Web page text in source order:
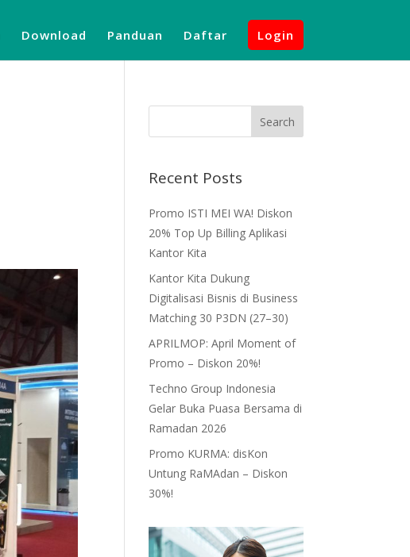
Download Panduan Daftar Login
Recent Posts
Promo ISTI MEI WA! Diskon
20% Top Up Billing Aplikasi
Kantor Kita
Kantor Kita Dukung
Digitalisasi Bisnis di Business
Matching 30 P3DN (27–30)
APRILMOP: April Moment of
Promo – Diskon 20%!
Techno Group Indonesia
Gelar Buka Puasa Bersama di
Ramadan 2026
Promo KURMA: disKon
Untung RaMAdan – Diskon
30%!